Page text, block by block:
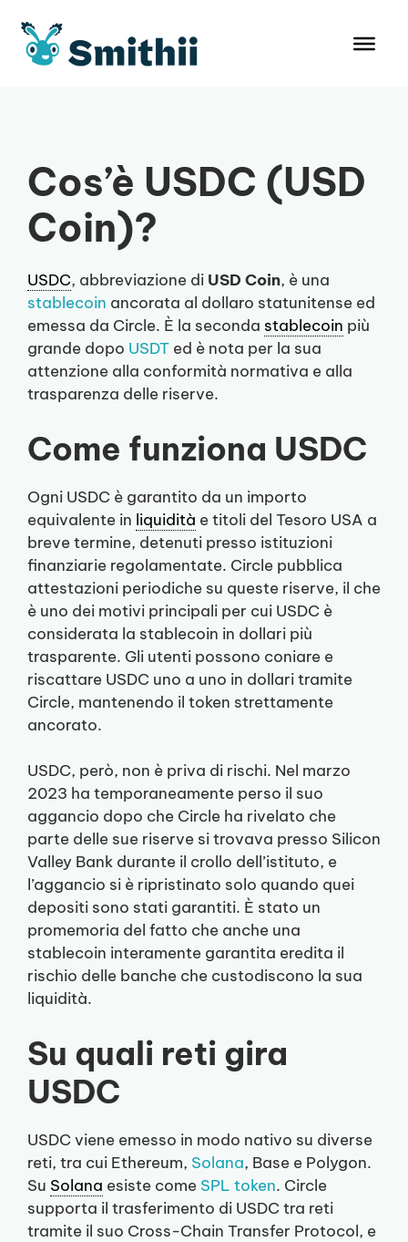
contenuto
Cos’è USDC (USD
Coin)?
USDC, abbreviazione di USD Coin, è una
stablecoin ancorata al dollaro statunitense ed
emessa da Circle. È la seconda stablecoin più
grande dopo USDT ed è nota per la sua
attenzione alla conformità normativa e alla
trasparenza delle riserve.
Come funziona USDC
Ogni USDC è garantito da un importo
equivalente in liquidità e titoli del Tesoro USA a
breve termine, detenuti presso istituzioni
finanziarie regolamentate. Circle pubblica
attestazioni periodiche su queste riserve, il che
è uno dei motivi principali per cui USDC è
considerata la stablecoin in dollari più
trasparente. Gli utenti possono coniare e
riscattare USDC uno a uno in dollari tramite
Circle, mantenendo il token strettamente
ancorato.
USDC, però, non è priva di rischi. Nel marzo
2023 ha temporaneamente perso il suo
aggancio dopo che Circle ha rivelato che
parte delle sue riserve si trovava presso Silicon
Valley Bank durante il crollo dell’istituto, e
l’aggancio si è ripristinato solo quando quei
depositi sono stati garantiti. È stato un
promemoria del fatto che anche una
stablecoin interamente garantita eredita il
rischio delle banche che custodiscono la sua
liquidità.
Su quali reti gira
USDC
USDC viene emesso in modo nativo su diverse
reti, tra cui Ethereum, Solana, Base e Polygon.
Su Solana esiste come SPL token. Circle
supporta il trasferimento di USDC tra reti
tramite il suo Cross-Chain Transfer Protocol, e